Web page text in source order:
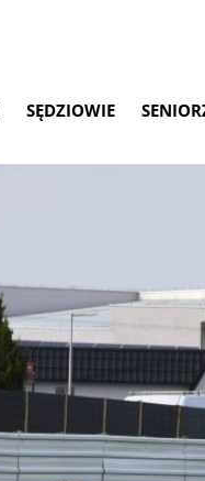
SĘDZIOWIE